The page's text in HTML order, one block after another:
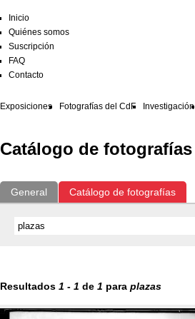
Inicio
Quiénes somos
Suscripción
FAQ
Contacto
Catálogo de fotografías
General Catálogo de fotografías
Resultados 1 - 1 de 1 para plazas
Exposiciones Fotografías del CdF Investigación